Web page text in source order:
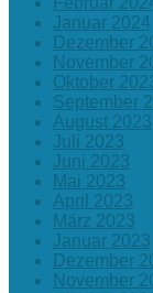
Januar 2024
Dezember
November
Oktober
September
August 2023
Juli 2023
Juni 2023
Mai 2023
April 2023
März 2023
Januar 2023
Dezember
November